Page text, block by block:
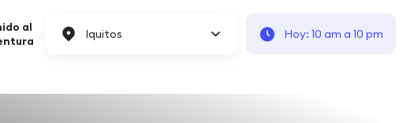
al
Iquitos Hoy: 10 am a 10 pm